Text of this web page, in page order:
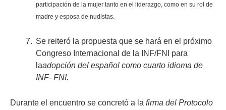
participación de la mujer tanto en el liderazgo, como en su rol de
madre y esposa de nudistas.
Se reiteró la propuesta que se hará en el próximo
Congreso Internacional de la INF/FNI para
laadopción del español como cuarto idioma de
INF- FNI.
Durante el encuentro se concretó a la firma del Protocolo